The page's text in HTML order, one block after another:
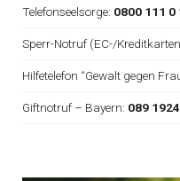
Telefonseelsorge: 0800 111 0
Sperr-Notruf (EC-/
Hilfetelefon “Gewalt gegen
Giftnotruf – Bayern: 089